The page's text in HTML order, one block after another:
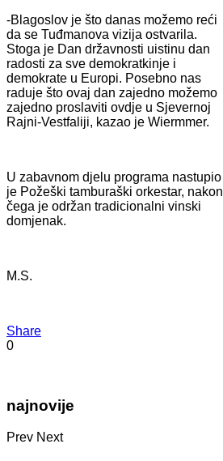
-Blagoslov je što danas možemo reći
da se Tuđmanova vizija ostvarila.
Stoga je Dan državnosti uistinu dan
radosti za sve demokratkinje i
demokrate u Europi. Posebno nas
raduje što ovaj dan zajedno možemo
zajedno proslaviti ovdje u Sjevernoj
Rajni-Vestfaliji, kazao je Wiermmer.
U zabavnom djelu programa nastupio
je Požeški tamburaški orkestar, nakon
čega je održan tradicionalni vinski
domjenak.
M.S.
Share
0
najnovije
Prev Next